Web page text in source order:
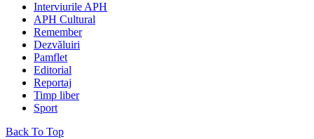
Interviurile APH
APH Cultural
Remember
Dezvăluiri
Pamflet
Editorial
Reportaj
Timp liber
Sport
Back To Top